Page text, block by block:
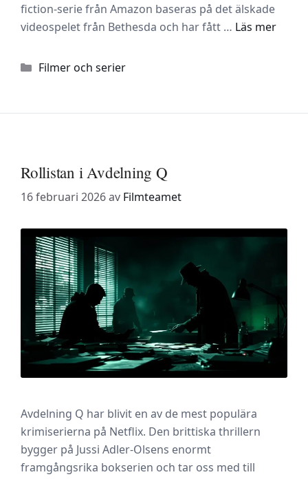
fiction-serie från Amazon baseras på det älskade
videospelet från Bethesda och har fått … Läs mer
Kategorier
Filmer och serier
Rollistan i Avdelning Q
16 februari 2026av Filmteamet
Avdelning Q har blivit en av de mest populära
krimiserierna på Netflix. Den brittiska thrillern
bygger på Jussi Adler-Olsens enormt
framgångsrika bokserien och tar oss med till